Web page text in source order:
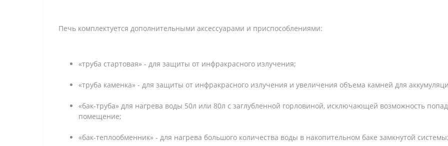
Печь комплектуется дополнительными аксессуарами и приспособлениями:
«труба стартовая» - для защиты от инфракрасного излучения;
«труба каменка» - для защиты от инфракрасного излучения и увеличения объема камней для
«бак-труба» для нагрева воды 50л или 80л с заглубленной горловиной, исключающей возможность
помещение;
«бак-теплообменник» - для нагрева большого количества воды в накопительном баке замкнутой системы;